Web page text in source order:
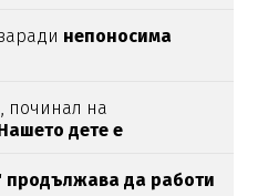
непоносима
починал на
дете е
продължава да работи